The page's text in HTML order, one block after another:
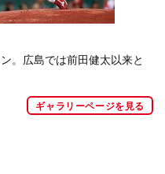
。広島では前田健太以来と
ギャラリーページを見る